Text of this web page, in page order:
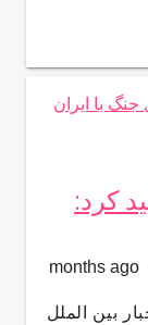
کرد:
– لایسنس نود32 15:10 اخبار بین الملل